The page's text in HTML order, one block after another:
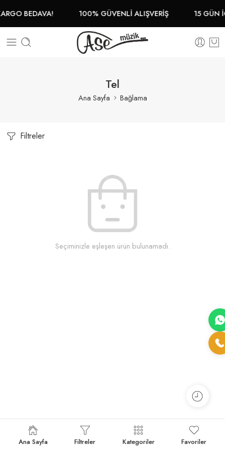
BEDAVA! 100% GÜVENLİ ALIŞVERİŞ 15 GÜN
Tel
Ana Sayfa Bağlama
Filtreler
Seçiminizle eşleşen ürün bulunamadı.
Ana Sayfa Filtreler Kategoriler Favoriler